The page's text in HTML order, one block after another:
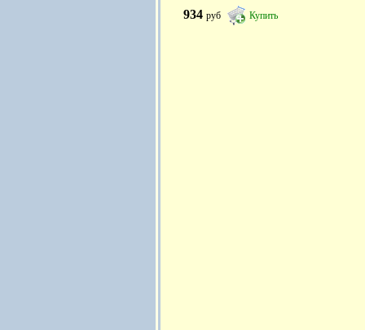
934 руб Купить